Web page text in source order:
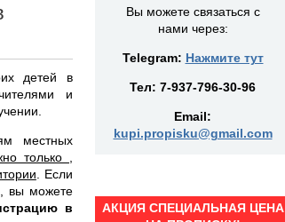
детей в
и
местных
только ,
. Если
вы можете
в
Вы можете связаться с
нами через:
Telegram: Нажмите тут
Тел: 7-937-796-30-96
Email:
kupi.propisku@gmail.com
АКЦИЯ СПЕЦИАЛЬНАЯ ЦЕНА